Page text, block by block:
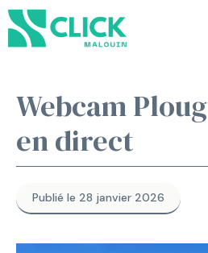
Aller
au
contenu
Webcam
en direct
Publié le 28 janvier 2026